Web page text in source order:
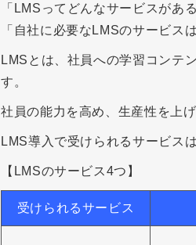
「LMSってどんなサービスがあ
「自社に必要なLMSのサービス
LMSとは、社員への学習コンテ
す。
社員の能力を高め、生産性を上
LMS導入で受けられるサービス
【LMSのサービス4つ】
受けられるサービス